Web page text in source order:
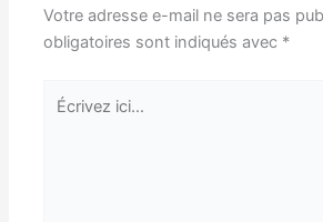
Votre adresse e-mail ne sera pas
obligatoires sont indiqués avec *
Écrivez
ici…